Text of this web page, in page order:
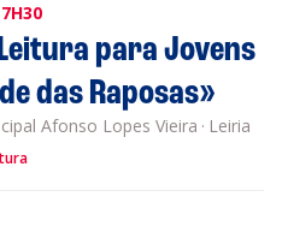
para Jovens
das Raposas»
Afonso Lopes Vieira · Leiria